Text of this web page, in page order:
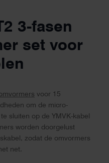
3-fasen
set voor
voor 15
om de micro-
sluiten op de YMVK-kabel
worden doorgelust
zodat de omvormers
net.